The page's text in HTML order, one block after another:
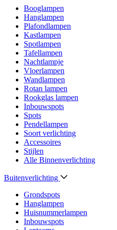
Booglampen
Hanglampen
Plafondlampen
Kastlampen
Spotlampen
Tafellampen
Nachtlampje
Vloerlampen
Wandlampen
Rotan lampen
Rookglas lampen
Inbouwspots
Spots
Pendellampen
Soort verlichting
Accessoires
Stijlen
Alle Binnenverlichting
Buitenverlichting
Grondspots
Hanglampen
Huisnummerlampen
Inbouwspots